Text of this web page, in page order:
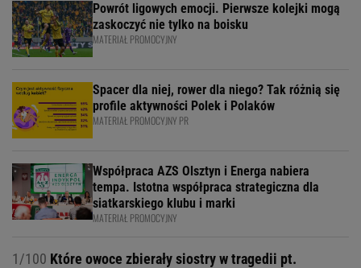
Powrót ligowych emocji. Pierwsze kolejki mogą
zaskoczyć nie tylko na boisku
MATERIAŁ PROMOCYJNY
Spacer dla niej, rower dla niego? Tak różnią się
profile aktywności Polek i Polaków
MATERIAŁ PROMOCYJNY PR
Współpraca AZS Olsztyn i Energa nabiera
tempa. Istotna współpraca strategiczna dla
siatkarskiego klubu i marki
MATERIAŁ PROMOCYJNY
1/100 Które owoce zbierały siostry w tragedii pt.